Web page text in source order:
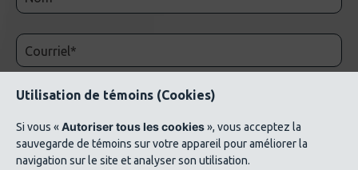
Utilisation de témoins (Cookies)
Si vous «Autoriser tous les cookies», vous acceptez la
sauvegarde de témoins sur votre appareil pour améliorer la
navigation sur le site et analyser son utilisation.